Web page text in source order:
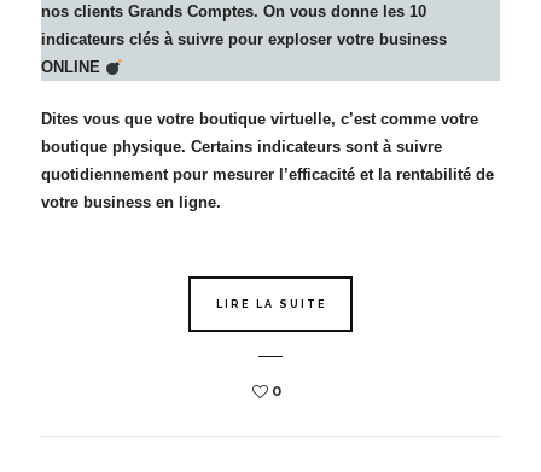
nos clients Grands Comptes. On vous donne les 10
indicateurs clésà suivre pour exploser votre business
ONLINE
Dites vous que votre boutique virtuelle, c’est comme votre
boutique physique. Certains indicateurs sont à suivre
quotidiennement pour mesurer l’efficacité et la rentabilité de
votre business en ligne.
LIRE LA SUITE
0